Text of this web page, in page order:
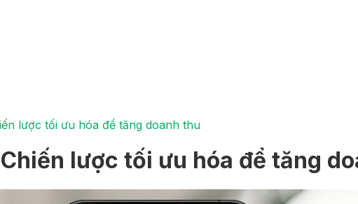
lược tối ưu hóa để tăng doanh thu
lược tối ưu hóa để tăng